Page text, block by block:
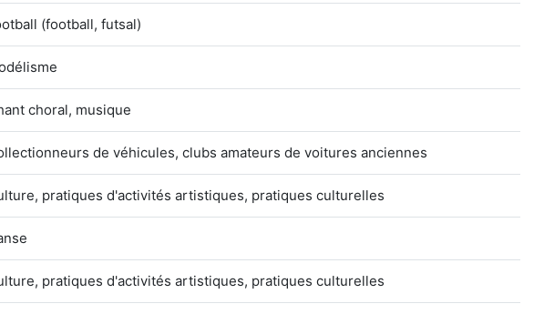
(football, futsal)
choral, musique
de véhicules, clubs amateurs de voitures anciennes
pratiques d'activités artistiques, pratiques culturelles
pratiques d'activités artistiques, pratiques culturelles